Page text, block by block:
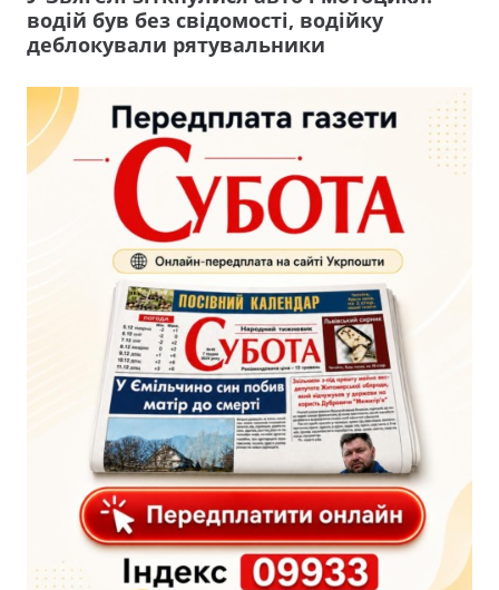
водій був без свідомості, водійку
деблокували рятувальники